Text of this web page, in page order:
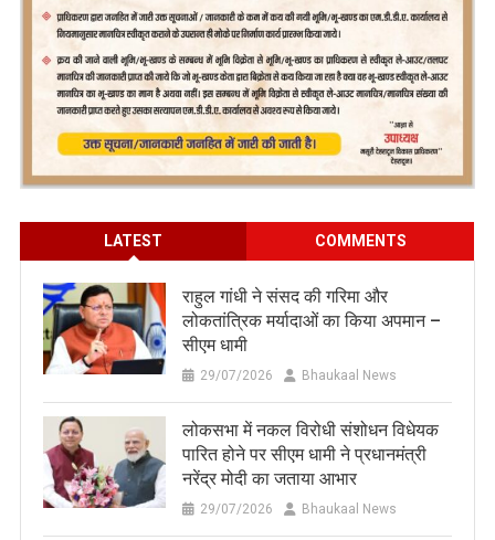
LATEST COMMENTS
राहुल गांधी ने संसद की गरिमा और
लोकतांत्रिक मर्यादाओं का किया अपमान –
सीएम धामी
29/07/2026 Bhaukaal News
लोकसभा में नकल विरोधी संशोधन विधेयक
पारित होने पर सीएम धामी ने प्रधानमंत्री
नरेंद्र मोदी का जताया आभार
29/07/2026 Bhaukaal News